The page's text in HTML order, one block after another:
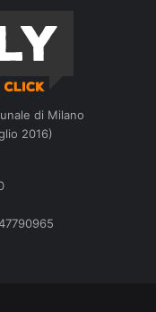
di Milano
2016)